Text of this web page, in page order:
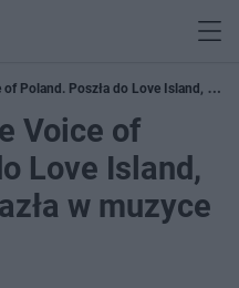
Poland. Poszła do Love Island, ale
Voice of
Love Island,
w muzyce